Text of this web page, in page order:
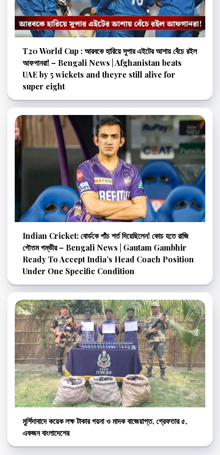
T20 World Cup : আরবকে হারিয়ে সুপার এইটের আশায় বেঁচে রইল
আফগানরা! – Bengali News | Afghanistan beats
UAE by 5 wickets and theyre still alive for
super eight
Indian Cricket: বোর্ডকে পাঁচ শর্ত দিয়েছিলেন! কোচ হতে রাজি
গৌতম গম্ভীর – Bengali News | Gautam Gambhir
Ready To Accept India’s Head Coach Position
Under One Specific Condition
মুর্শিদাবাদে কয়েক লক্ষ টাকার গয়না ও মাদক বাজেয়াপ্ত, গ্রেফতার ৫,
একজন বাংলাদেশের